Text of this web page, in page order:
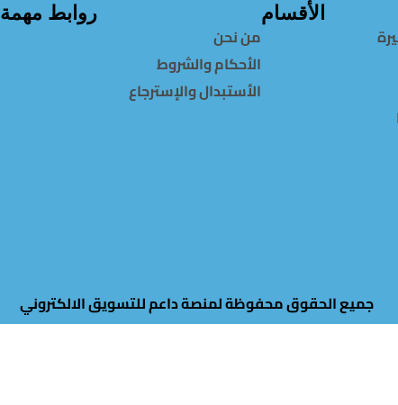
تمارا
الأقسام روابط مهمة
من نحن
الأحكام والشروط
الأستبدال والإسترجاع
جميع الحقوق محفوظة لمنصة داعم للتسويق الالكتروني